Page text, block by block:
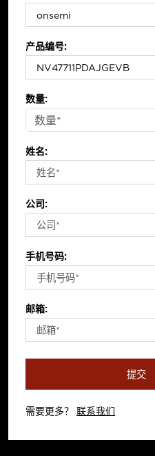
产品编号:
数量:
姓名:
公司:
手机号码:
邮箱:
提交
需要更多？ 联系我们